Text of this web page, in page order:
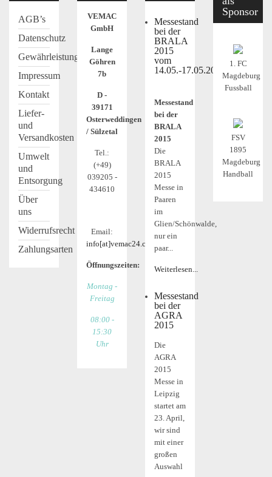
AGB’s
Datenschutz
Gewährleistung
Impressum
Kontakt
Liefer-
und
Versandkosten
Umwelt
und
Entsorgung
Über
uns
Widerrufsrecht
Zahlungsarten
VEMAC
GmbH
Lange
Göhren
7b
D -
39171
Osterweddingen
/ Sülzetal
Tel.:
(+49)
039205 -
434610
Email:
info[at]vemac24.com
Öffnungszeiten:
Montag -
Freitag
08:00 -
15:30
Uhr
Messestand
bei der
BRALA
2015
vom
14.05.-17.05.2015
Messestand
bei der
BRALA
2015
Die
BRALA
2015
Messe in
Paaren
im
Glien/Schönwalde,
nur ein
paar...
Weiterlesen...
Messestand
bei der
AGRA
2015
Die
AGRA
2015
Messe in
Leipzig
startet am
23. April,
wir sind
mit einer
großen
Auswahl
Sponsor
1. FC
Magdeburg
Fussball
FSV
1895
Magdeburg
Handball